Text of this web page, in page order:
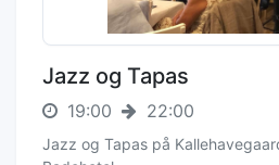
Jazz og Tapas
19:00 22:00
Jazz og Tapas på